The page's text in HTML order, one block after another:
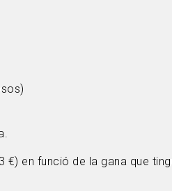
en funció de la gana que